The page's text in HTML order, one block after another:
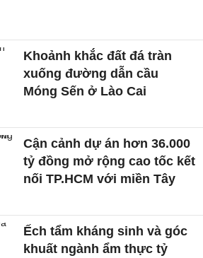
Khoảnh khắc đất đá tràn
xuống đường dẫn cầu
Móng Sến ở Lào Cai
Cận cảnh dự án hơn 36.000
tỷ đồng mở rộng cao tốc kết
nối TP.HCM với miền Tây
Ếch tẩm kháng sinh và góc
khuất ngành ẩm thực tỷ